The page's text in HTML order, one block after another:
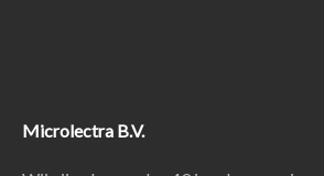
Microlectra B.V.